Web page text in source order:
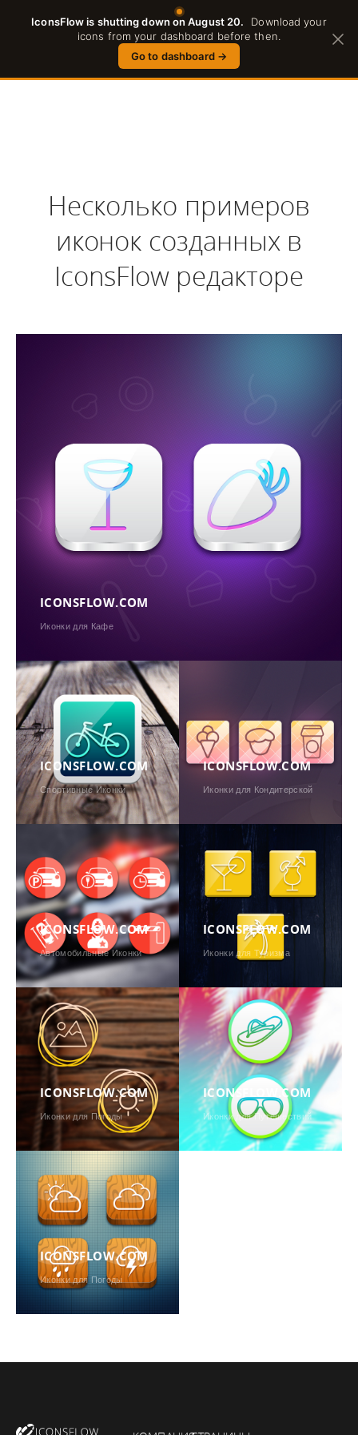
IconsFlow is shutting down on August 20.
Download your
icons from your dashboard before then.
Go to dashboard→
Russian
Несколько примеров
иконок созданных в
IconsFlow редакторе
ICONSFLOW.COM
Иконки для Кафе
ICONSFLOW.COM
Спортивные Иконки
ICONSFLOW.COM
Иконки для Кондитерской
ICONSFLOW.COM
Автомобильные Иконки
ICONSFLOW.COM
Иконки для Туризма
ICONSFLOW.COM
Иконки для Погоды
ICONSFLOW.COM
Иконки для Путешествий
ICONSFLOW.COM
Иконки для Погоды